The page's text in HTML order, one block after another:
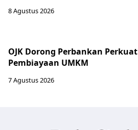
8 Agustus 2026
OJK Dorong Perbankan Perkuat
Pembiayaan UMKM
7 Agustus 2026